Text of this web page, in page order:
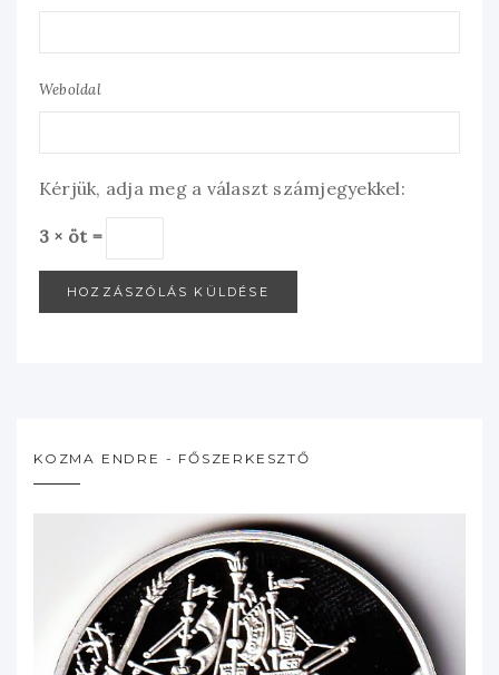
Weboldal
Kérjük, adja meg a választ számjegyekkel:
3 × öt =
KOZMA ENDRE - FŐSZERKESZTŐ